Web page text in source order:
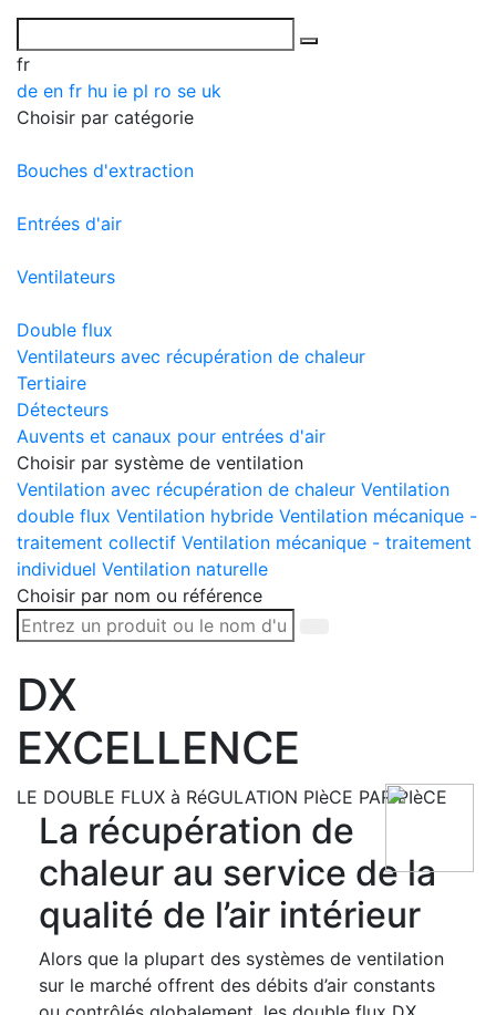
fr
de en fr hu ie pl ro se uk
Choisir par catégorie
Bouches d'extraction
Entrées d'air
Ventilateurs
Double flux
Ventilateurs avec récupération de chaleur
Tertiaire
Détecteurs
Auvents et canaux pour entrées d'air
Choisir par système de ventilation
Ventilation avec récupération de chaleur Ventilation
double flux Ventilation hybride Ventilation mécanique -
traitement collectif Ventilation mécanique - traitement
individuel Ventilation naturelle
Choisir par nom ou référence
DX
EXCELLENCE
LE DOUBLE FLUX à RéGULATION PIèCE PAR PIèCE
La récupération de
chaleur au service de la
qualité de l’air intérieur
Alors que la plupart des systèmes de ventilation
sur le marché offrent des débits d’air constants